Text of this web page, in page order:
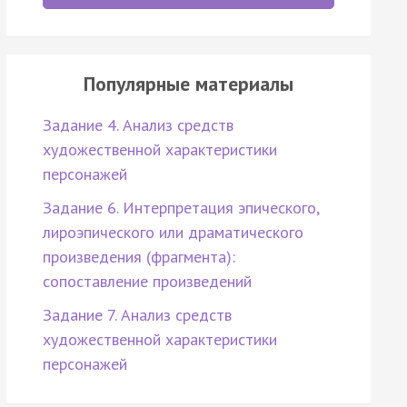
Популярные материалы
Задание 4. Анализ средств
художественной характеристики
персонажей
Задание 6. Интерпретация эпического,
лироэпического или драматического
произведения (фрагмента):
сопоставление произведений
Задание 7. Анализ средств
художественной характеристики
персонажей